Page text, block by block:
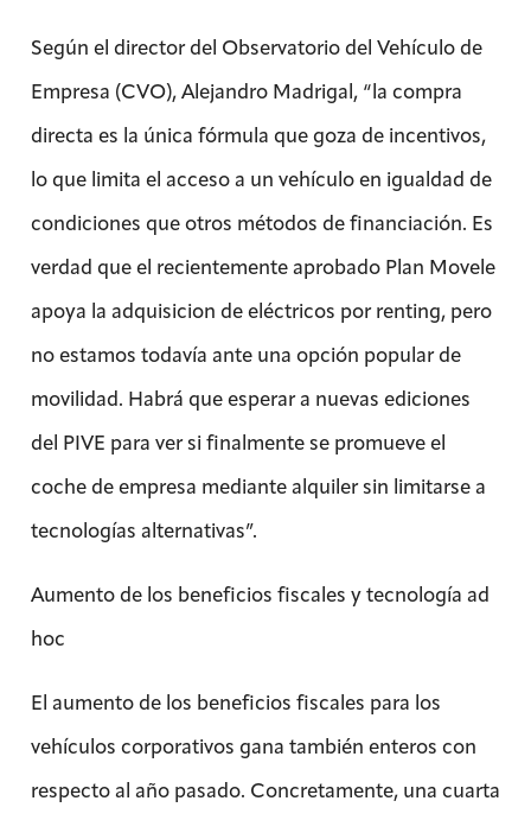
Según el director del Observatorio del Vehículo de
Empresa (CVO), Alejandro Madrigal, “la compra
directa es la única fórmula que goza de incentivos,
lo que limita el acceso a un vehículo en igualdad de
condiciones que otros métodos de financiación. Es
verdad que el recientemente aprobado Plan Movele
apoya la adquisicion de eléctricos por renting, pero
no estamos todavía ante una opción popular de
movilidad. Habrá que esperar a nuevas ediciones
del PIVE para ver si finalmente se promueve el
coche de empresa mediante alquiler sin limitarse a
tecnologías alternativas”.
Aumento de los beneficios fiscales y tecnología ad
hoc
El aumento de los beneficios fiscales para los
vehículos corporativos gana también enteros con
respecto al año pasado. Concretamente, una cuarta